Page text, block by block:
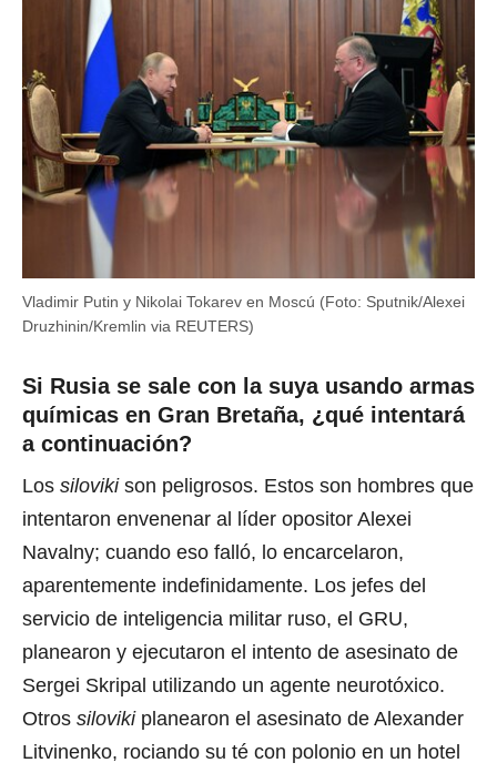
Vladimir Putin y Nikolai Tokarev en Moscú (Foto: Sputnik/Alexei
Druzhinin/Kremlin via REUTERS)
Si Rusia se sale con la suya usando armas
químicas en Gran Bretaña, ¿qué intentará
a continuación?
Los siloviki son peligrosos. Estos son hombres que
intentaron envenenar al líder opositor Alexei
Navalny; cuando eso falló, lo encarcelaron,
aparentemente indefinidamente. Los jefes del
servicio de inteligencia militar ruso, el GRU,
planearon y ejecutaron el intento de asesinato de
Sergei Skripal utilizando un agente neurotóxico.
Otros silovikiplanearon el asesinato de Alexander
Litvinenko, rociando su té con polonio en un hotel